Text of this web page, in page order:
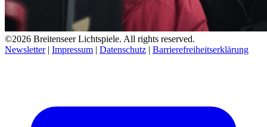
©2026 Breitenseer Lichtspiele. All rights reserved.
Newsletter| Impressum | Datenschutz | Barrierefreiheitserklärung